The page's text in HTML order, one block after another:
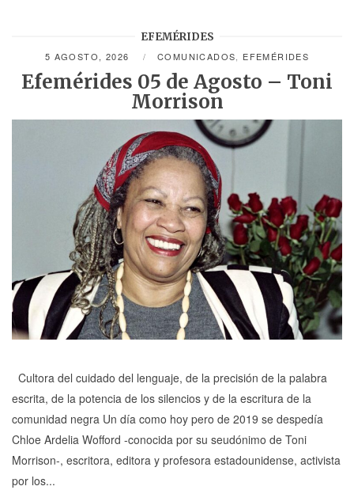
EFEMÉRIDES
5 AGOSTO, 2026 COMUNICADOS EFEMÉRIDES
Efemérides 05 de Agosto – Toni
Morrison
Cultora del cuidado del lenguaje, de la precisión de la palabra
escrita, de la potencia de los silencios y de la escritura de la
comunidad negra Un día como hoy pero de 2019 se despedía
Chloe Ardelia Wofford -conocida por su seudónimo de Toni
Morrison-, escritora, editora y profesora estadounidense, activista
por los...